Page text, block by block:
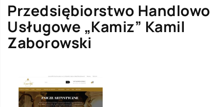
Przedsiębiorstwo Handlowo
Usługowe „Kamiz” Kamil
Zaborowski